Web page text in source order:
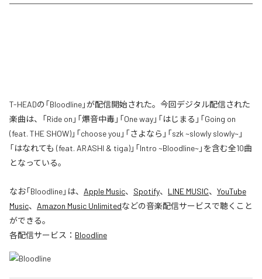
T-HEADの「Bloodline」が配信開始された。今回デジタル配信された
楽曲は、「Ride on」「爆音中毒」「One way」「はじまる」「Going on
(feat. THE SHOW)」「choose you」「さよなら」「szk ~slowly slowly~」
「はなれても (feat. ARASHI & tiga)」「Intro ~Bloodline~」を含む全10曲
となっている。
なお「Bloodline」は、 Apple Music、 Spotify、 LINE MUSIC、 YouTube
Music、 Amazon Music Unlimitedなどの音楽配信サービスで聴くこと
ができる。
各配信サービス： Bloodline